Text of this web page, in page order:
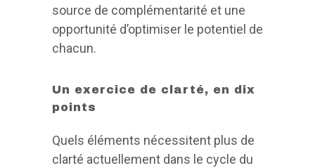
source de complémentarité et une
opportunité d’optimiser le potentiel de
chacun.
Un exercice de clarté, en dix
points
Quels éléments nécessitent plus de
clarté actuellement dans le cycle du